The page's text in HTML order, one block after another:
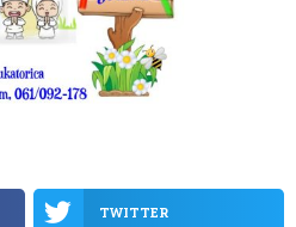
TWITTER